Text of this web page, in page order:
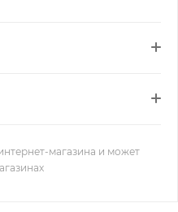
магазина и может